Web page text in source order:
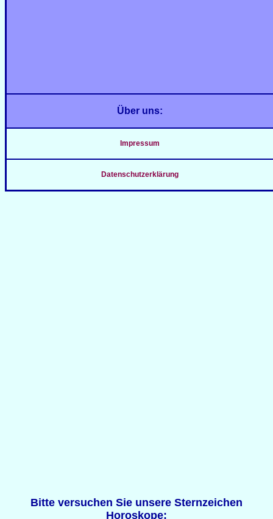
Über uns:
Impressum
Datenschutzerklärung
Bitte versuchen Sie unsere Sternzeichen
Horoskope: